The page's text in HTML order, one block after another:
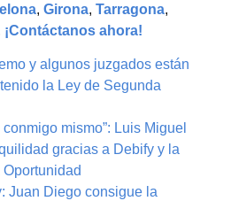
, Girona, Tarragona,
¡Contáctanos ahora!
y algunos juzgados están
la Ley de Segunda
mismo”: Luis Miguel
gracias a Debify y la
Juan Diego consigue la